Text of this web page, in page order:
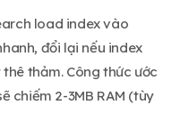
load index vào
đổi lại nếu index
thảm. Công thức ước
chiếm 2-3MB RAM (tùy